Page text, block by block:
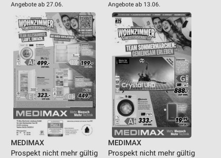
Angebote ab 27.06.
MEDIMAX
Prospekt nicht mehr gültig
Angebote ab 13.06.
MEDIMAX
Prospekt nicht mehr gültig